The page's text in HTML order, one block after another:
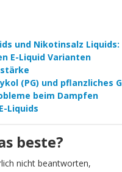
und Nikotinsalz
E-Liquid Varianten
(PG) und pflanzliches
beim Dampfen
Liquids
beste?
nicht beantworten,